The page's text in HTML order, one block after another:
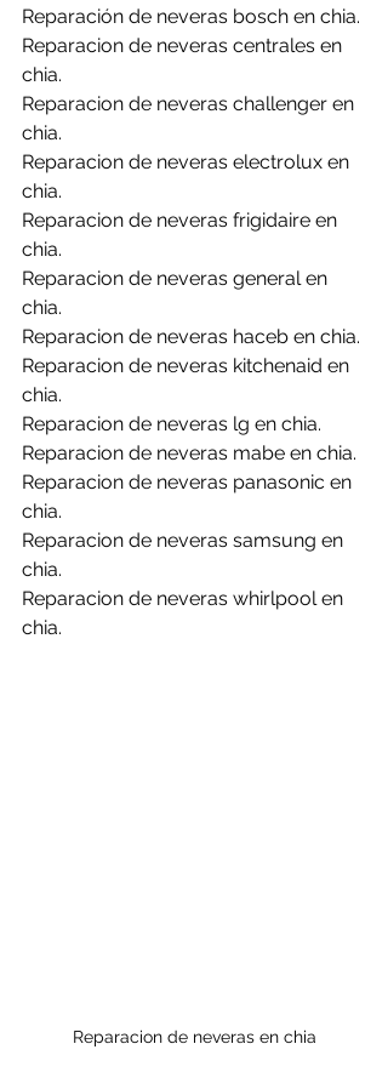
Reparación de neveras bosch en chia.
Reparacion de neveras centrales en
chia.
Reparacion de neveras challenger en
chia.
Reparacion de neveras electrolux en
chia.
Reparacion de neveras frigidaire en
chia.
Reparacion de neveras general en
chia.
Reparacion de neveras haceb en chia.
Reparacion de neveras kitchenaid en
chia.
Reparacion de neveras lg en chia.
Reparacion de neveras mabe en chia.
Reparacion de neveras panasonic en
chia.
Reparacion de neveras samsung en
chia.
Reparacion de neveras whirlpool en
chia.
Reparacion de neveras en chia